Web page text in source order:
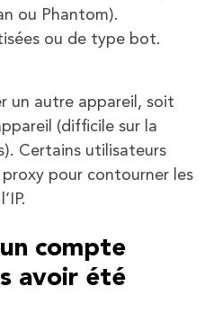
ou Phantom).
ou de type bot.
un autre appareil, soit
(difficile sur la
Certains utilisateurs
pour contourner les
compte
avoir été